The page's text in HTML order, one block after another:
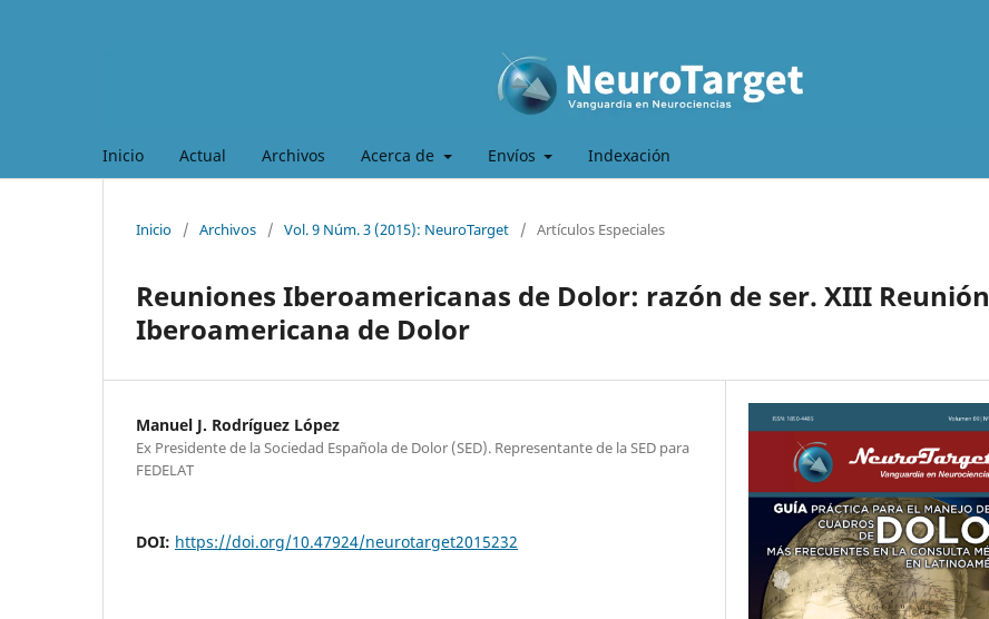
Inicio Actual Archivos Acerca de Envíos Indexación
Inicio / Archivos / Vol. 9 Núm. 3 (2015): NeuroTarget / Artículos Especiales
Reuniones Iberoamericanas de Dolor: razón de ser. XIII Reunión
Iberoamericana de Dolor
Manuel J. Rodríguez López
Ex Presidente de la Sociedad Española de Dolor (SED). Representante de la SED para
FEDELAT
DOI: https://doi.org/10.47924/neurotarget2015232